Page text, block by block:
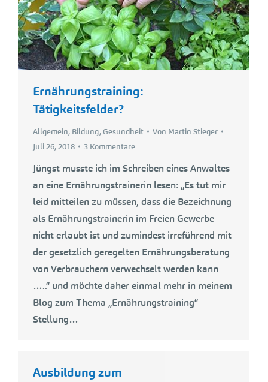
Ernährungstraining:
Tätigkeitsfelder?
Allgemein, Bildung,Gesundheit Von Martin Stieger
Juli 26, 2018
3 Kommentare
Jüngst musste ich im Schreiben eines Anwaltes
an eine Ernährungstrainerin lesen: „Es tut mir
leid mitteilen zu müssen, dass die Bezeichnung
als Ernährungstrainerin im Freien Gewerbe
nicht erlaubt ist und zumindest irreführend mit
der gesetzlich geregelten Ernährungsberatung
von Verbrauchern verwechselt werden kann
…..“ und möchte daher einmal mehr in meinem
Blog zum Thema „Ernährungstraining“
Stellung…
Ausbildung zum